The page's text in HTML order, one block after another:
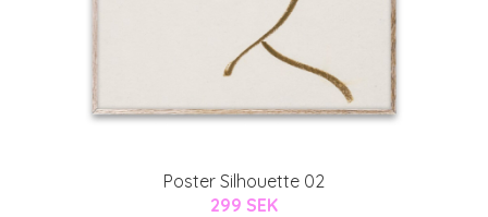
Poster Silhouette 02
299 SEK